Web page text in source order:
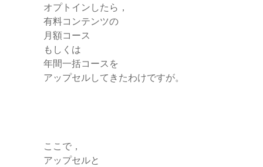
オプトインしたら，
有料コンテンツの
月額コース
もしくは
年間一括コースを
アップセルしてきたわけですが。
ここで，
アップセルと